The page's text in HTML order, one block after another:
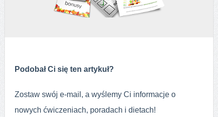
Podobał Ci się ten artykuł?
Zostaw swój e-mail, a wyślemy Ci informacje o
nowych ćwiczeniach, poradach i dietach!